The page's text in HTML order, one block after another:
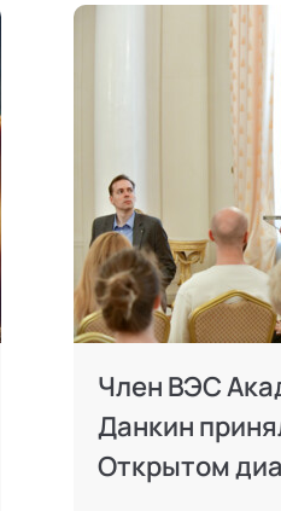
Член ВЭС
Данкин
Открытом